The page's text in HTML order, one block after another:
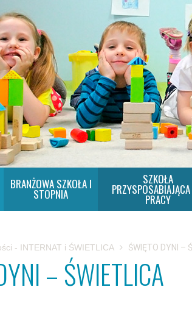
BRANŻOWA SZKOŁA I
STOPNIA
SZKOŁA
PRACY
- INTERNAT i ŚWIETLICA ŚWIĘTO DYNI –
– ŚWIETLICA